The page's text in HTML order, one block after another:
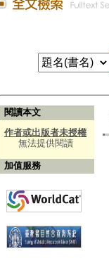
閱讀本文
作者或出版者未授權
無法提供閱讀
加值服務